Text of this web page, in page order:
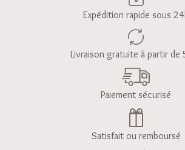
Expédition rapide sous
Livraison gratuite à partir de
Paiement sécurisé
Satisfait ou remboursé